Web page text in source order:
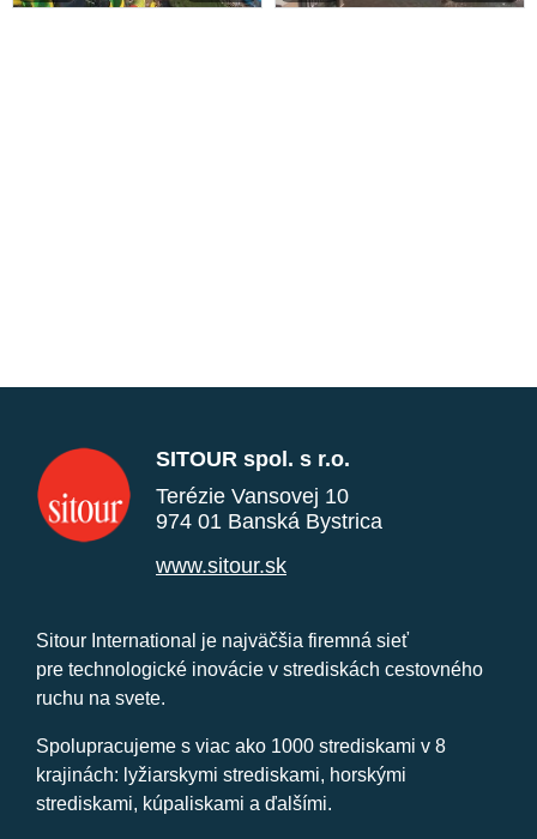
SITOUR spol. s r.o.
Terézie Vansovej 10
974 01 Banská Bystrica
www.sitour.sk
Sitour International je najväčšia firemná sieť
pre technologické inovácie v strediskách cestovného
ruchu na svete.
Spolupracujeme s viac ako 1000 strediskami v 8
krajinách: lyžiarskymi strediskami, horskými
strediskami, kúpaliskami a ďalšími.